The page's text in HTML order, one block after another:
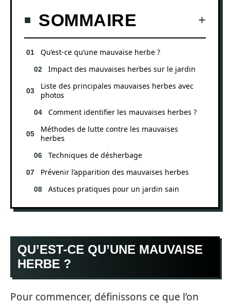
SOMMAIRE
Qu’est-ce qu’une mauvaise herbe ?
Impact des mauvaises herbes sur le jardin
Liste des principales mauvaises herbes avec
photos
Comment identifier les mauvaises herbes ?
Méthodes de lutte contre les mauvaises
herbes
Techniques de désherbage
Prévenir l’apparition des mauvaises herbes
Astuces pratiques pour un jardin sain
QU’EST-CE QU’UNE MAUVAISE
HERBE ?
Pour commencer, définissons ce que l’on